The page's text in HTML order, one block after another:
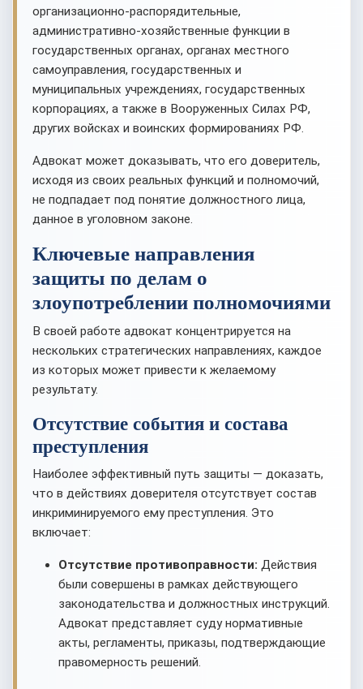
организационно-распорядительные,
административно-хозяйственные функции в
государственных органах, органах местного
самоуправления, государственных и
муниципальных учреждениях, государственных
корпорациях, а также в Вооруженных Силах РФ,
других войсках и воинских формированиях РФ.
Адвокат может доказывать, что его доверитель,
исходя из своих реальных функций и полномочий,
не подпадает под понятие должностного лица,
данное в уголовном законе.
Ключевые направления
защиты по делам о
злоупотреблении полномочиями
В своей работе адвокат концентрируется на
нескольких стратегических направлениях, каждое
из которых может привести к желаемому
результату.
Отсутствие события и состава
преступления
Наиболее эффективный путь защиты — доказать,
что в действиях доверителя отсутствует состав
инкриминируемого ему преступления. Это
включает:
Отсутствие противоправности: Действия
были совершены в рамках действующего
законодательства и должностных инструкций.
Адвокат представляет суду нормативные
акты, регламенты, приказы, подтверждающие
правомерность решений.